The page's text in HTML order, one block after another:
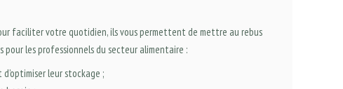
faciliter votre quotidien, ils vous permettent de mettre au rebus
pour les professionnels du secteur alimentaire :
leur stockage ;